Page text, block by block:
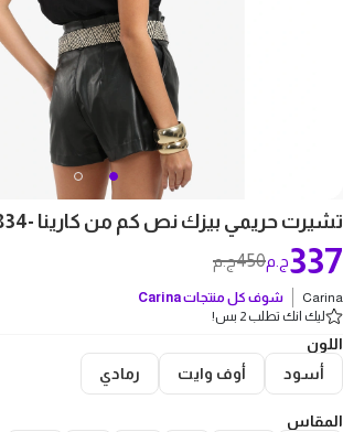
تشيرت حريمي بيزك نص كم من كارينا -57834
450ج.م 337ج.م
Carina شوف كل منتجاتCarina
ليك انك تطلب 2 بس!
اللون
أسود
أوف وايت رمادي
المقاس